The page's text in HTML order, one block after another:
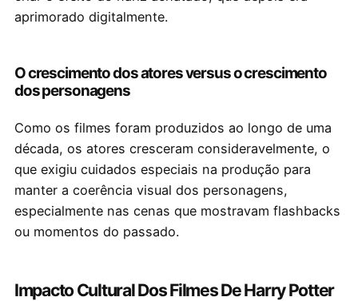
aprimorado digitalmente.
O crescimento dos atores versus o crescimento
dos personagens
Como os filmes foram produzidos ao longo de uma
década, os atores cresceram consideravelmente, o
que exigiu cuidados especiais na produção para
manter a coerência visual dos personagens,
especialmente nas cenas que mostravam flashbacks
ou momentos do passado.
Impacto Cultural Dos Filmes De Harry Potter